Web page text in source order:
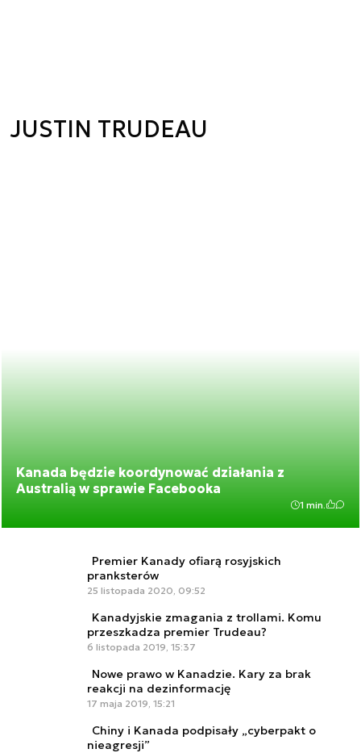
JUSTIN TRUDEAU
Kanada będzie koordynować działania z
Australią w sprawie Facebooka
1 min.
Premier Kanady ofiarą rosyjskich
pranksterów
25 listopada 2020, 09:52
Kanadyjskie zmagania z trollami. Komu
przeszkadza premier Trudeau?
6 listopada 2019, 15:37
Nowe prawo w Kanadzie. Kary za brak
reakcji na dezinformację
17 maja 2019, 15:21
Chiny i Kanada podpisały „cyberpakt o
nieagresji”